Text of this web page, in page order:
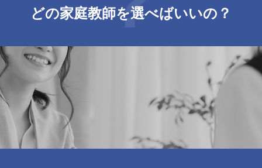
どの家庭教師を選べばいいの？